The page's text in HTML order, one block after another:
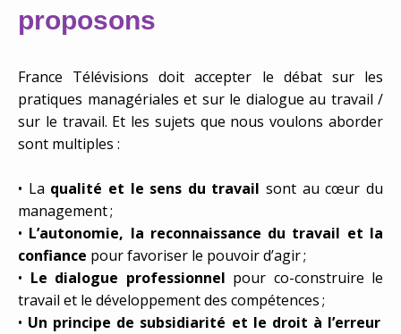
proposons
France Télévisions doit accepter le débat sur les
pratiques managériales et sur le dialogue au travail /
sur le travail. Et les sujets que nous voulons aborder
sont multiples :
• La qualité et le sens du travail sont au cœur du
management ;
• L’autonomie, la reconnaissance du travail et la
confiance pour favoriser le pouvoir d’agir ;
• Le dialogue professionnel pour co-construire le
travail et le développement des compétences ;
• Un principe de subsidiarité et le droit à l’erreur